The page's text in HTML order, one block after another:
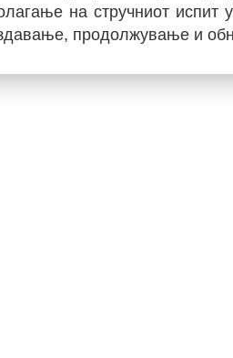
на стручниот испит
продолжување и